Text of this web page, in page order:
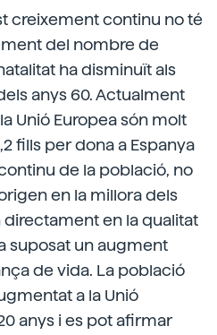
creixement continu no té
del nombre de
ha disminuït als
anys 60. Actualment
Unió Europea són molt
fills per dona a Espanya
de la població, no
en la millora dels
en la qualitat
suposat un augment
de vida. La població
a la Unió
anys i es pot afirmar